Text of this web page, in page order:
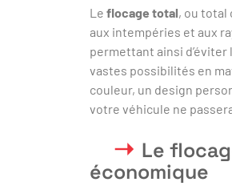
Le flocage total, ou total
aux intempéries et aux
permettant ainsi
vastes possibilités en
couleur, un design
votre véhicule ne
Le
économique